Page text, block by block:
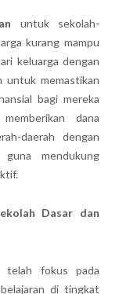
untuk sekolah-
kurang mampu
keluarga dengan
untuk memastikan
bagi mereka
dana
daerah dengan
mendukung
Dasar dan
telah fokus pada
di tingkat